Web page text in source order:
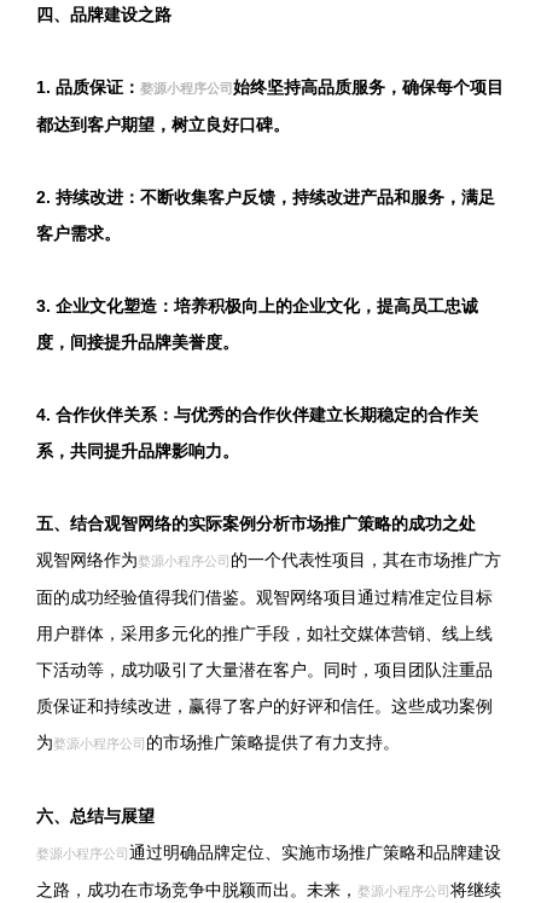
四、品牌建设之路
1. 品质保证： 婺源小程序公司 始终坚持高品质服务，确保每个项目
都达到客户期望，树立良好口碑。
2. 持续改进：不断收集客户反馈，持续改进产品和服务，满足
客户需求。
3. 企业文化塑造：培养积极向上的企业文化，提高员工忠诚
度，间接提升品牌美誉度。
4. 合作伙伴关系：与优秀的合作伙伴建立长期稳定的合作关
系，共同提升品牌影响力。
五、结合观智网络的实际案例分析市场推广策略的成功之处
观智网络作为婺源小程序公司 的一个代表性项目，其在市场推广方
面的成功经验值得我们借鉴。观智网络项目通过精准定位目标
用户群体，采用多元化的推广手段，如社交媒体营销、线上线
下活动等，成功吸引了大量潜在客户。同时，项目团队注重品
质保证和持续改进，赢得了客户的好评和信任。这些成功案例
为婺源小程序公司 的市场推广策略提供了有力支持。
六、总结与展望
婺源小程序公司 通过明确品牌定位、实施市场推广策略和品牌建设
之路，成功在市场竞争中脱颖而出。未来， 婺源小程序公司 将继续